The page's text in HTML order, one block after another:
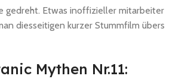
gedreht. Etwas inoffizieller mitarbeiter
diesseitigen kurzer Stummfilm übers
Mythen Nr.11: